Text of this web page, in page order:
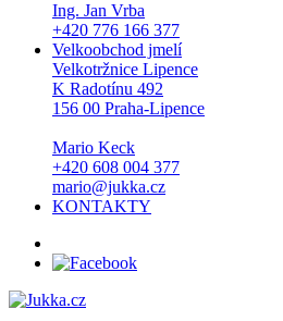
Ing. Jan Vrba
+420 776 166 377
Velkoobchod jmelí
Velkotržnice Lipence
K Radotínu 492
156 00 Praha-Lipence
Mario Keck
+420 608 004 377
mario@jukka.cz
KONTAKTY